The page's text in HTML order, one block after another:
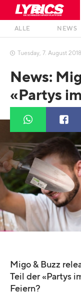
ALLE NEWS
 Tuesday, 7. August 2018
News:
«Partys
Migo & Buzz
Teil der «Partys
Feiern?